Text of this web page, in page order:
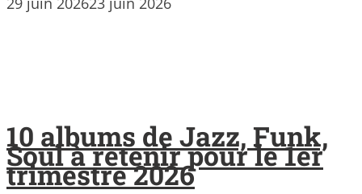
10 albums de Jazz, Funk,
Soul à retenir pour le 1er
trimestre 2026